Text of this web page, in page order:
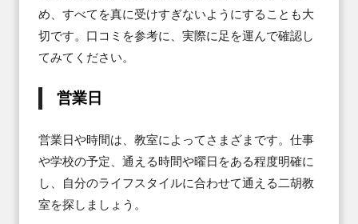
め、すべてを真に受けすぎないようにすることも大
切です。口コミを参考に、実際に足を運んで確認し
てみてください。
営業日
営業日や時間は、教室によってさまざまです。仕事
や学校の予定、通える時間や曜日をある程度明確に
し、自分のライフスタイルに合わせて通える二胡教
室を探しましょう。